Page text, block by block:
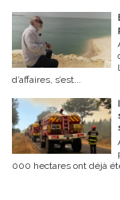
d’affaires, s’est...
000 hectares ont déjà